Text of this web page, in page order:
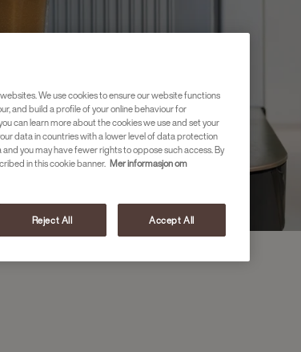
We use cookies to ensure our website functions
and build a profile of your online behaviour for
can learn more about the cookies we use and set your
data in countries with a lower level of data protection
you may have fewer rights to oppose such access. By
in this cookie banner. Mer informasjon om
Reject All Accept All